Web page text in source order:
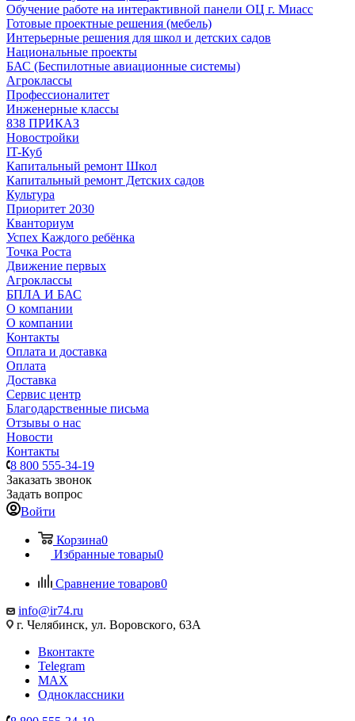
Обучение работе на интерактивной панели ОЦ г. Миасс
Готовые проектные решения (мебель)
Интерьерные решения для школ и детских садов
Национальные проекты
БАС (Беспилотные авиационные системы)
Агроклассы
Профессионалитет
Инженерные классы
838 ПРИКАЗ
Новостройки
IT-Куб
Капитальный ремонт Школ
Капитальный ремонт Детских садов
Культура
Приоритет 2030
Кванториум
Успех Каждого ребёнка
Точка Роста
Движение первых
Агроклассы
БПЛА И БАС
О компании
О компании
Контакты
Оплата и доставка
Оплата
Доставка
Сервис центр
Благодарственные письма
Отзывы о нас
Новости
Контакты
8 800 555-34-19
Заказать звонок
Задать вопрос
Войти
Корзина0
Избранные товары0
Сравнение товаров0
info@ir74.ru
г. Челябинск, ул. Воровского, 63А
Вконтакте
Telegram
MAX
Одноклассники